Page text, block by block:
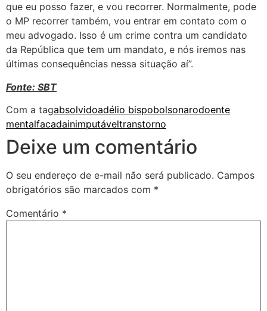
que eu posso fazer, e vou recorrer. Normalmente, pode
o MP recorrer também, vou entrar em contato com o
meu advogado. Isso é um crime contra um candidato
da República que tem um mandato, e nós iremos nas
últimas consequências nessa situação aí”.
Fonte: SBT
Com a tagabsolvidoadélio bispobolsonarodoente
mentalfacadainimputáveltranstorno
Deixe um comentário
O seu endereço de e-mail não será publicado. Campos
obrigatórios são marcados com *
Comentário *